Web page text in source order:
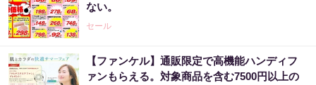
ない。
セール
【ファンケル】通販限定で高機能ハンディフ
ァンもらえる。対象商品を含む7500円以上の